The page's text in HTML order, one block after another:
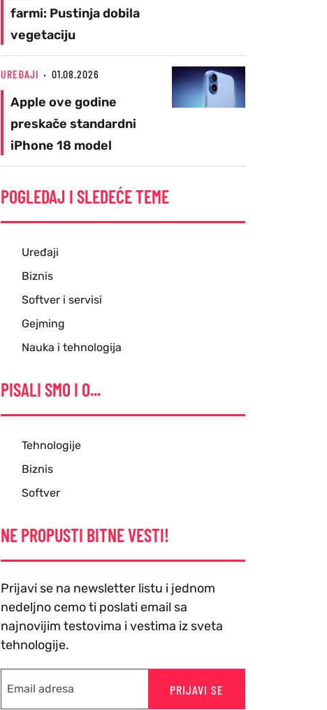
farmi: Pustinja dobila
vegetaciju
UREĐAJI 01.08.2026
Apple ove godine
preskače standardni
iPhone 18 model
POGLEDAJ I SLEDEĆE TEME
Uređaji
Biznis
Softver i servisi
Gejming
Nauka i tehnologija
PISALI SMO I O...
Tehnologije
Biznis
Softver
NE PROPUSTI BITNE VESTI!
Prijavi se na newsletter listu i jednom
nedeljno cemo ti poslati email sa
najnovijim testovima i vestima iz sveta
tehnologije.
PRIJAVI SE